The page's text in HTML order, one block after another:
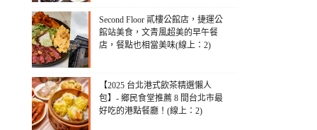
Second Floor 貳樓公館店，捷運公
館站美食，文青風超美的早午餐
店，餐點也相當美味(線上：2)
【2025 台北港式飲茶精選懶人
包】- 鄉民食堂推薦 8 間台北市最
好吃的港點餐廳！(線上：2)